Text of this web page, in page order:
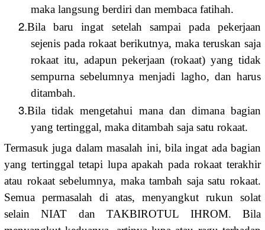
maka langsung berdiri dan membaca fatihah.
2.Bila baru ingat setelah sampai pada pekerjaan
sejenis pada rokaat berikutnya, maka teruskan saja
rokaat itu, adapun pekerjaan (rokaat) yang tidak
sempurna sebelumnya menjadi lagho, dan harus
ditambah.
3.Bila tidak mengetahui mana dan dimana bagian
yang tertinggal, maka ditambah saja satu rokaat.
Termasuk juga dalam masalah ini, bila ingat ada bagian
yang tertinggal tetapi lupa apakah pada rokaat terakhir
atau rokaat sebelumnya, maka tambah saja satu rokaat.
Semua permasalah di atas, menyangkut rukun solat
selain NIAT dan TAKBIROTUL IHROM. Bila